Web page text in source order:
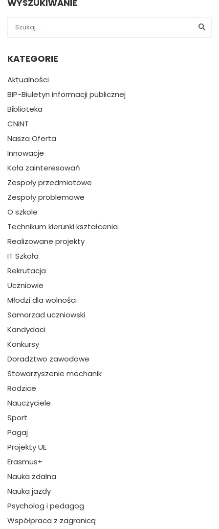
WYSZUKIWANIE
KATEGORIE
Aktualności
BIP-Biuletyn informacji publicznej
Biblioteka
CNiNT
Nasza Oferta
Innowacje
Koła zainteresowań
Zespoły przedmiotowe
Zespoły problemowe
O szkole
Technikum kierunki kształcenia
Realizowane projekty
IT Szkoła
Rekrutacja
Uczniowie
Młodzi dla wolności
Samorzad uczniowski
Kandydaci
Konkursy
Doradztwo zawodowe
Stowarzyszenie mechanik
Rodzice
Nauczyciele
Sport
Pagaj
Projekty UE
Erasmus+
Nauka zdalna
Nauka jazdy
Psycholog i pedagog
Współpraca z zagranicą